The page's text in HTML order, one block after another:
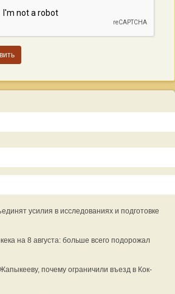
усилия в исследованиях и подготовке
на 8 августа: больше всего подорожал
почему ограничили въезд в Кок-